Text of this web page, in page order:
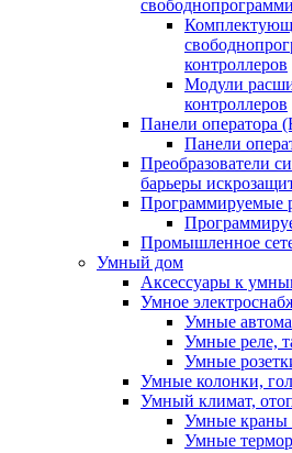
контроллеров
Модули
контроллеров
Панели оператора
Панели
Преобразователи
барьеры
Программируемые
Промышленное
Умный дом
Аксессуары к
Умное
Умные
Умные реле,
Умные
Умные колонки,
Умный климат,
Умные краны
Умные